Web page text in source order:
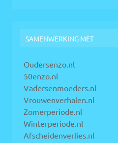
SAMENWERKING MET
Oudersenzo.nl
50enzo.nl
Vadersenmoeders.nl
Vrouwenverhalen.nl
Zomerperiode.nl
Winterperiode.nl
Afscheidenverlies.nl